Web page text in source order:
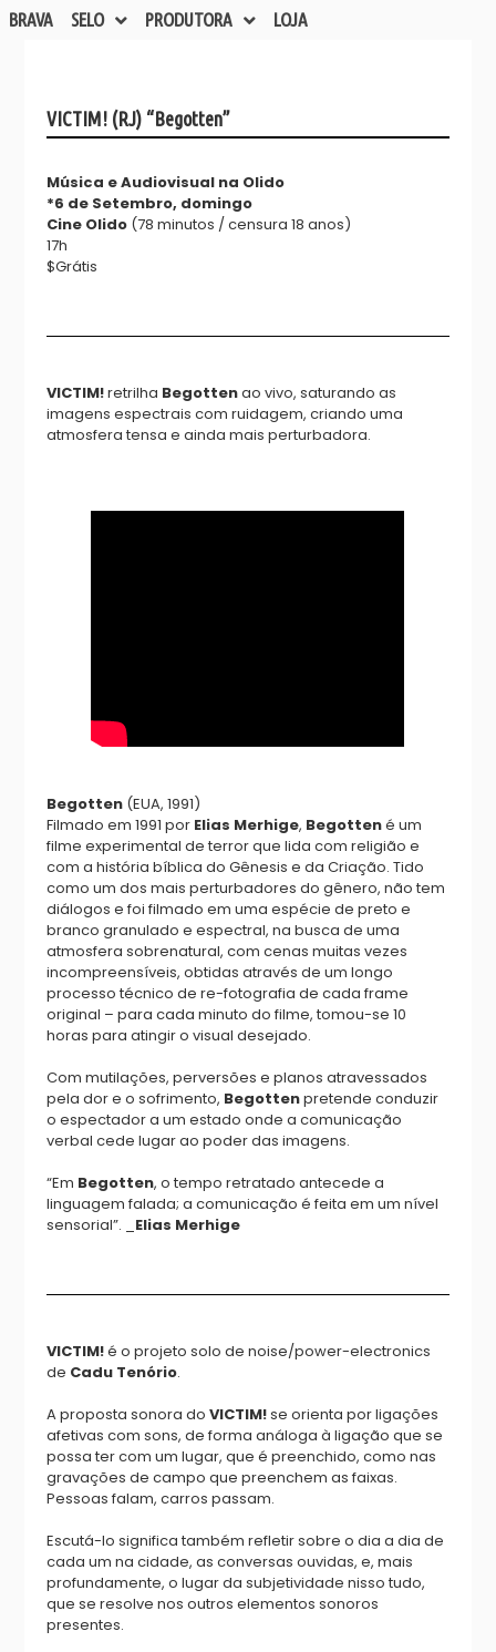
BRAVA SELO PRODUTORA LOJA
VICTIM! (RJ) “Begotten”
Música e Audiovisual na Olido
*6 de Setembro, domingo
Cine Olido (78 minutos / censura 18 anos)
17h
$Grátis
VICTIM!retrilha Begottenao vivo, saturando as
imagens espectrais com ruidagem, criando uma
atmosfera tensa e ainda mais perturbadora.
Begotten (EUA, 1991)
Filmado em 1991 por Elias Merhige, Begottené um
filme experimental de terror que lida com religião e
com a história bíblica do Gênesis e da Criação. Tido
como um dos mais perturbadores do gênero, não tem
diálogos e foi filmado em uma espécie de preto e
branco granulado e espectral, na busca de uma
atmosfera sobrenatural, com cenas muitas vezes
incompreensíveis, obtidas através de um longo
processo técnico de re-fotografia de cada frame
original – para cada minuto do filme, tomou-se 10
horas para atingir o visual desejado.
Com mutilações, perversões e planos atravessados
pela dor e o sofrimento, Begottenpretende conduzir
o espectador a um estado onde a comunicação
verbal cede lugar ao poder das imagens.
“Em Begotten, o tempo retratado antecede a
linguagem falada; a comunicação é feita em um nível
sensorial”. _ Elias Merhige
VICTIM!é o projeto solo de noise/power-electronics
de Cadu Tenório.
A proposta sonora doVICTIM!se orienta por ligações
afetivas com sons, de forma análoga à ligação que se
possa ter com um lugar, que é preenchido, como nas
gravações de campo que preenchem as faixas.
Pessoas falam, carros passam.
Escutá-lo significa também refletir sobre o dia a dia de
cada um na cidade, as conversas ouvidas, e, mais
profundamente, o lugar da subjetividade nisso tudo,
que se resolve nos outros elementos sonoros
presentes.